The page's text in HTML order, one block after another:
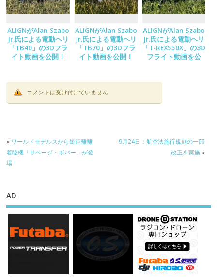
ALIGNがAlan Szabo
Jr.氏による電動ヘリ
「TB40」の3Dフラ
イト動画を公開！
ALIGNがAlan Szabo
Jr.氏による電動ヘリ
「TB70」の3Dフラ
イト動画を公開！
ALIGNがAlan Szabo
Jr.氏による電動ヘリ
「T-REX550X」の3D
フライト動画を公
コメントは受け付けていません
« ワールドモデルスから短距離離
着陸機「サベージ・ボバー」が登
場！
9月24日：航空法施行規則の一部
改正を実施»
AD